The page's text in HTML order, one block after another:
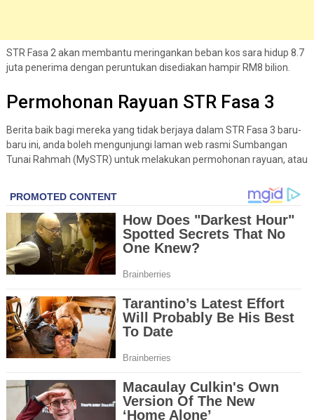
STR Fasa 2 akan membantu meringankan beban kos sara hidup 8.7
juta penerima dengan peruntukan disediakan hampir RM8 bilion.
Permohonan Rayuan STR Fasa 3
Berita baik bagi mereka yang tidak berjaya dalam STR Fasa 3 baru-
baru ini, anda boleh mengunjungi laman web rasmi Sumbangan
Tunai Rahmah (MySTR) untuk melakukan permohonan rayuan, atau